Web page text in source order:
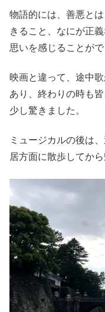
物語的には、善悪と
きること、なにが正
思いを感じることがで
映画と違って、途中
あり、終わりの時も
少し驚きました。
ミュージカルの後は
居方面に散歩してから